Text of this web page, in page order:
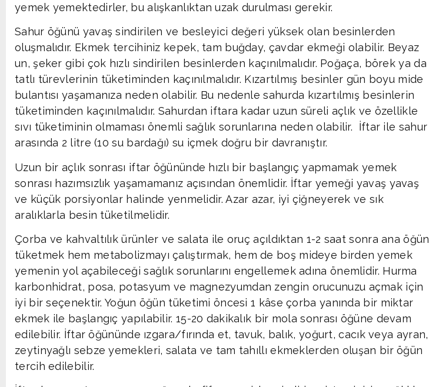
yemek yemektedirler, bu alışkanlıktan uzak durulması gerekir.
Sahur öğünü yavaş sindirilen ve besleyici değeri yüksek olan besinlerden
oluşmalıdır. Ekmek tercihiniz kepek, tam buğday, çavdar ekmeği olabilir. Beyaz
un, şeker gibi çok hızlı sindirilen besinlerden kaçınılmalıdır. Poğaça, börek ya da
tatlı türevlerinin tüketiminden kaçınılmalıdır. Kızartılmış besinler gün boyu mide
bulantısı yaşamanıza neden olabilir. Bu nedenle sahurda kızartılmış besinlerin
tüketiminden kaçınılmalıdır. Sahurdan iftara kadar uzun süreli açlık ve özellikle
sıvı tüketiminin olmaması önemli sağlık sorunlarına neden olabilir. İftar ile sahur
arasında 2 litre (10 su bardağı) su içmek doğru bir davranıştır.
Uzun bir açlık sonrası iftar öğününde hızlı bir başlangıç yapmamak yemek
sonrası hazımsızlık yaşamamanız açısından önemlidir. İftar yemeği yavaş yavaş
ve küçük porsiyonlar halinde yenmelidir. Azar azar, iyi çiğneyerek ve sık
aralıklarla besin tüketilmelidir.
Çorba ve kahvaltılık ürünler ve salata ile oruç açıldıktan 1-2 saat sonra ana öğün
tüketmek hem metabolizmayı çalıştırmak, hem de boş mideye birden yemek
yemenin yol açabileceği sağlık sorunlarını engellemek adına önemlidir. Hurma
karbonhidrat, posa, potasyum ve magnezyumdan zengin orucunuzu açmak için
iyi bir seçenektir. Yoğun öğün tüketimi öncesi 1 kâse çorba yanında bir miktar
ekmek ile başlangıç yapılabilir. 15-20 dakikalık bir mola sonrası öğüne devam
edilebilir. İftar öğününde ızgara/fırında et, tavuk, balık, yoğurt, cacık veya ayran,
zeytinyağlı sebze yemekleri, salata ve tam tahıllı ekmeklerden oluşan bir öğün
tercih edilebilir.